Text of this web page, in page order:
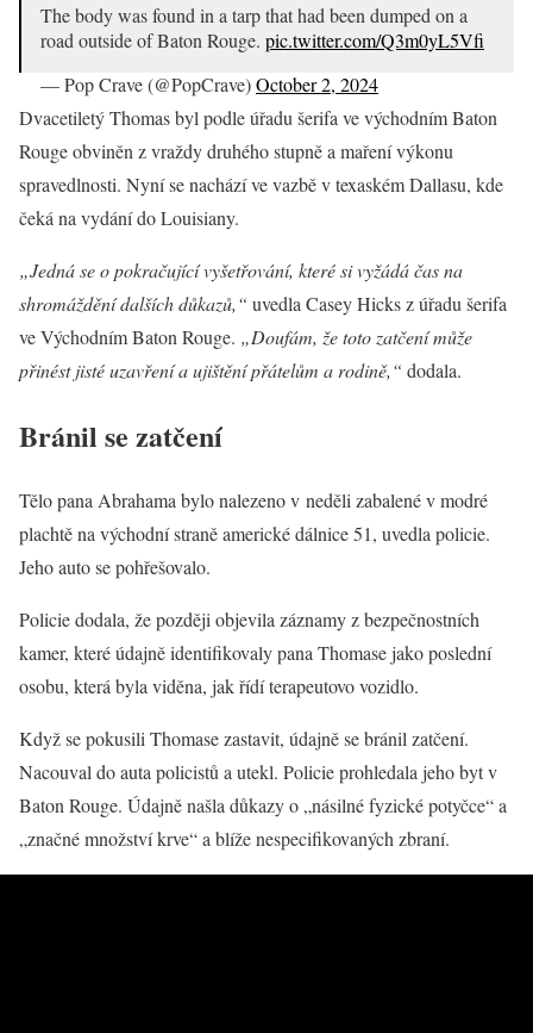
The body was found in a tarp that had been dumped on a
road outside of Baton Rouge. pic.twitter.com/Q3m0yL5Vfi
— Pop Crave (@PopCrave)October 2, 2024
Dvacetiletý Thomas byl podle úřadu šerifa ve východním Baton
Rouge obviněn z vraždy druhého stupně a maření výkonu
spravedlnosti. Nyní se nachází ve vazbě v texaském Dallasu, kde
čeká na vydání do Louisiany.
„Jedná se o pokračující vyšetřování, které si vyžádá čas na
shromáždění dalších důkazů,“ uvedla Casey Hicks z úřadu šerifa
ve Východním Baton Rouge. „Doufám, že toto zatčení může
přinést jisté uzavření a ujištění přátelům a rodině,“ dodala.
Bránil se zatčení
Tělo pana Abrahama bylo nalezeno v neděli zabalené v modré
plachtě na východní straně americké dálnice 51, uvedla policie.
Jeho auto se pohřešovalo.
Policie dodala, že později objevila záznamy z bezpečnostních
kamer, které údajně identifikovaly pana Thomase jako poslední
osobu, která byla viděna, jak řídí terapeutovo vozidlo.
Když se pokusili Thomase zastavit, údajně se bránil zatčení.
Nacouval do auta policistů a utekl. Policie prohledala jeho byt v
Baton Rouge. Údajně našla důkazy o „násilné fyzické potyčce“ a
„značné množství krve“ a blíže nespecifikovaných zbraní.